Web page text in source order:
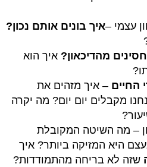
עצמי –איך בונים אותם נכון?
חסינים מהדיכאון? איך הוא
החיים – איך מזהים את
מקבלים יום יום? מה יקרה
– מה השיטה המקובלת
היא המזיקה ביותר? איך
שזה לא בריחה מהתמודדות?